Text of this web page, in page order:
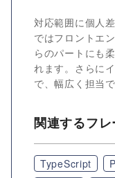
対応範囲に個人
ではフロントエ
らのパートにも
れます。さらに
で、幅広く担当
関連するフ
TypeScript